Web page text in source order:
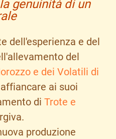
genuinità di un
dell'esperienza e del
del
e dei Volatili di
ai suoi
di Trote e
produzione